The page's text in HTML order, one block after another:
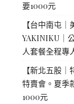
要1000元
【台中南屯
YAKINIKU｜
人套餐全程專
【新北五股
特賣會。夏季
1000元